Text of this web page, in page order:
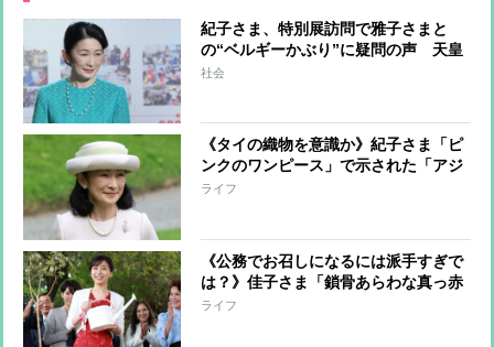
紀子さま、特別展訪問で雅子さまと
の“ベルギーかぶり”に疑問の声 天皇
家と秋篠宮家の間では度々公務が“バ
社会
《タイの織物を意識か》紀子さま「ピ
ンクのワンピース」で示された「アジ
アンテイストの新境地」【専門家の分
ライフ
《公務でお召しになるには派手すぎで
は？》佳子さま「鎖骨あらわな真っ赤
なワンピース」でコンサートへ「体の
ライフ